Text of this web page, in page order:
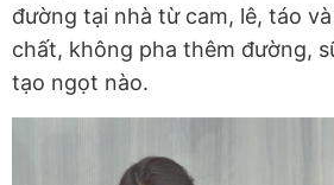
đường tại nhà từ cam, lê, táo
chất, không pha thêm đường,
tạo ngọt nào.